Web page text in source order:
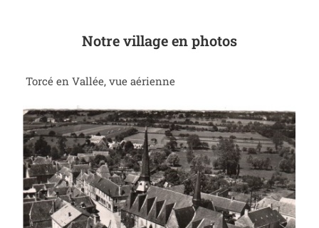
Notre village en photos
Torcé en Vallée, vue aérienne